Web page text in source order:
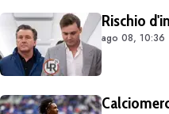
Rischio
ago 08, 10:36